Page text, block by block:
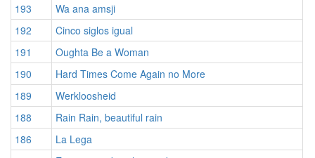
193
Wa ana amsji
192
Cinco siglos igual
191
Oughta Be a Woman
190
Hard Times Come Again no More
189
Werkloosheid
188
Rain Rain, beautiful rain
186
La Lega